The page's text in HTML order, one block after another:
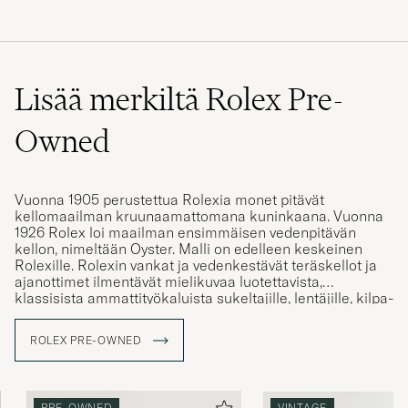
Lisää merkiltä Rolex Pre-
Owned
Vuonna 1905 perustettua Rolexia monet pitävät
kellomaailman kruunaamattomana kuninkaana. Vuonna
1926 Rolex loi maailman ensimmäisen vedenpitävän
kellon, nimeltään Oyster. Malli on edelleen keskeinen
Rolexille. Rolexin vankat ja vedenkestävät teräskellot ja
ajanottimet ilmentävät mielikuvaa luotettavista,
klassisista ammattityökaluista sukeltajille, lentäjille, kilpa-
Nykyään Rolexin vintage-kellot ovat erittäin haluttuja ja
niiden markkina-arvo on usein korkeampi kuin uuden
alkuperä on, sitä enemmän sitä arvostetaan. Pre-owned
ROLEX PRE-OWNED